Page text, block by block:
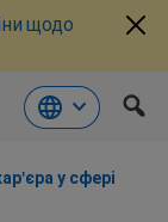
щодо
у сфері